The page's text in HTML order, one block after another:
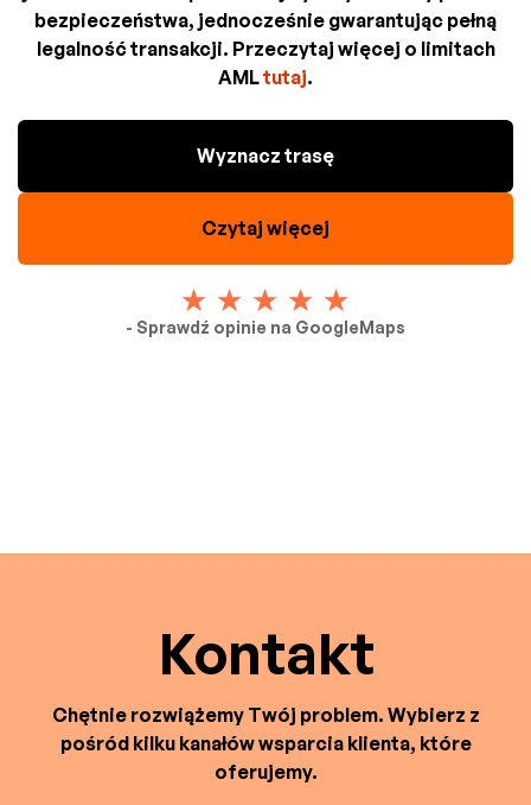
bezpieczeństwa, jednocześnie gwarantując pełną
legalność transakcji. Przeczytaj więcej o limitach
AMLtutaj.
Wyznacz trasę
Czytaj więcej
- Sprawdź opinie na GoogleMaps
Kontakt
Chętnie rozwiążemy Twój problem. Wybierz z
pośród kilku kanałów wsparcia klienta, które
oferujemy.